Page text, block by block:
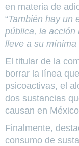
en materia de
“También hay un
pública, la acción
lleve a su mínima
El titular de la
borrar la línea
psicoactivas, el
dos sustancias
causan en
Finalmente,
consumo de